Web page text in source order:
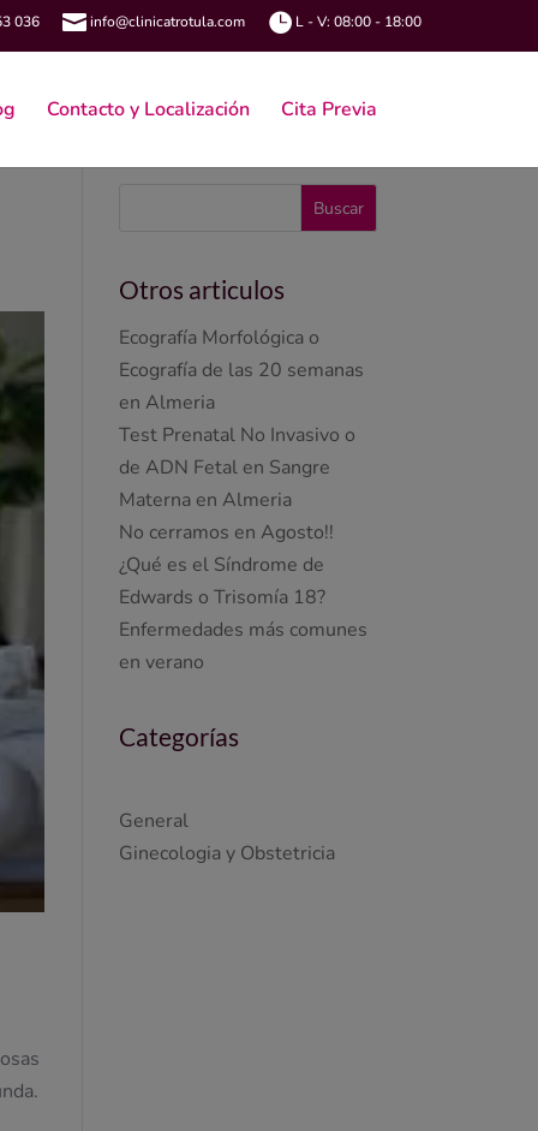
036  info@clinicatrotula.com  L - V: 08:00 - 18:00
Contacto y Localización Cita Previa
Otros articulos
Ecografía Morfológica o
Ecografía de las 20 semanas
en Almeria
Test Prenatal No Invasivo o
de ADN Fetal en Sangre
Materna en Almeria
No cerramos en Agosto!!
¿Qué es el Síndrome de
Edwards o Trisomía 18?
Enfermedades más comunes
en verano
Categorías
General
Ginecologia y Obstetricia